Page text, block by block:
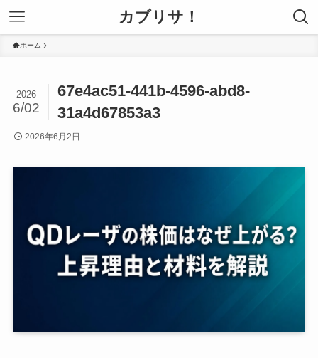
カブリサ！
ホーム
67e4ac51-441b-4596-abd8-
31a4d67853a3
2026
6/02
2026年6月2日